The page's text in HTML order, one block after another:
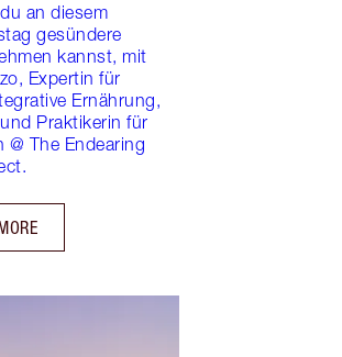
an diesem
gesündere
kannst, mit
Expertin für
Ernährung,
Praktikerin für
The Endearing